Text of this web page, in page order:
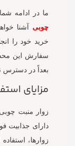
ما در ادامه
چوبی آشنا
خرید خود را
سفارش این
بعداً در دسترس
مزایای
زوار منبت
دارای جذابیت
زوارها،